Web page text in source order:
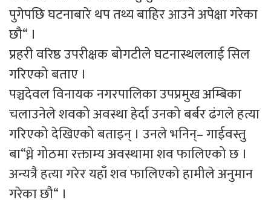
पुगेपछि घटनाबारे थप तथ्य बाहिर आउने अपेक्षा गरेका
छौ“ ।
प्रहरी वरिष्ठ उपरीक्षक बोगटीले घटनास्थललाई सिल
गरिएको बताए ।
पञ्चदेवल विनायक नगरपालिका उपप्रमुख अम्बिका
चलाउनेले शवको अवस्था हेर्दा उनको बर्बर ढंगले हत्या
गरिएको देखिएको बताइन् । उनले भनिन्– गाईवस्तु
बा“ध्ने गोठमा रक्ताम्य अवस्थामा शव फालिएको छ ।
अन्यत्रै हत्या गरेर यहाँ शव फालिएको हामीले अनुमान
गरेका छौ“ ।